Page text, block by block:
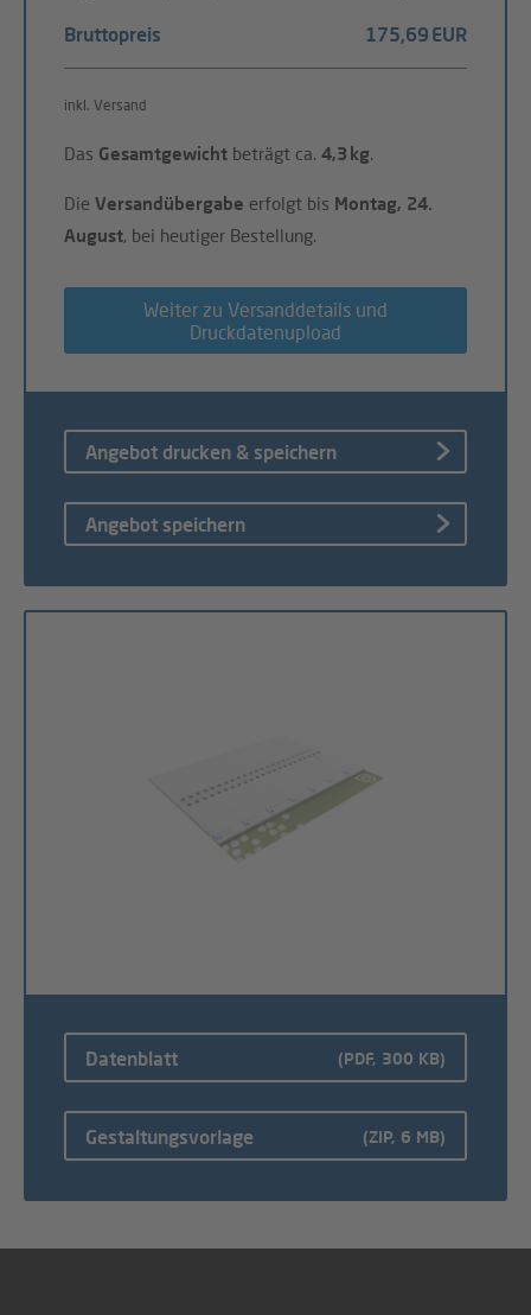
Bruttopreis 175,69 EUR
inkl. Versand
Das Gesamtgewicht beträgt ca. 4,3 kg.
Die Versandübergabe erfolgt bis Montag, 24.
August, bei heutiger Bestellung.
Weiter zu Versanddetails und
Druckdatenupload
Angebot drucken & speichern
Angebot speichern
Datenblatt (PDF, 300 KB)
Gestaltungsvorlage (ZIP, 6 MB)